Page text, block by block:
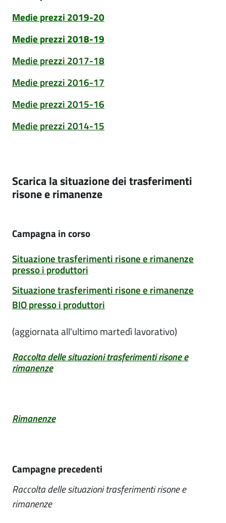
Medie prezzi 2019-20
Medie prezzi 2018-19
Medie prezzi 2017-18
Medie prezzi 2016-17
Medie prezzi 2015-16
Medie prezzi 2014-15
scarica la situazione dei trasferimenti
risone e rimanenze
Campagna in corso
Situazione trasferimenti risone e rimanenze
presso i produttori
Situazione trasferimenti risone e rimanenze
BIO presso i produttori
(aggiornata all'ultimo martedì lavorativo)
Raccolta delle situazioni trasferimenti risone e
rimanenze
Rimanenze
Campagne precedenti
Raccolta delle situazioni trasferimenti risone e
rimanenze